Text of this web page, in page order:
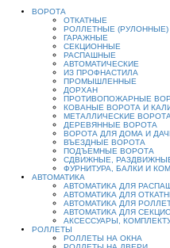
ВОРОТА
ОТКАТНЫЕ
РОЛЛЕТНЫЕ (РУЛОННЫЕ)
ГАРАЖНЫЕ
СЕКЦИОННЫЕ
РАСПАШНЫЕ
АВТОМАТИЧЕСКИЕ
ИЗ ПРОФНАСТИЛА
ПРОМЫШЛЕННЫЕ
ДОРХАН
ПРОТИВОПОЖАРНЫЕ
КОВАНЫЕ ВОРОТА И
МЕТАЛЛИЧЕСКИЕ ВОРОТА
ДЕРЕВЯННЫЕ ВОРОТА
ВОРОТА ДЛЯ ДОМА И
ВЪЕЗДНЫЕ ВОРОТА
ПОДЪЕМНЫЕ ВОРОТА
СДВИЖНЫЕ,
ФУРНИТУРА, БАЛКИ И
АВТОМАТИКА
АВТОМАТИКА ДЛЯ
АВТОМАТИКА ДЛЯ
АВТОМАТИКА ДЛЯ
АВТОМАТИКА ДЛЯ
АКСЕССУАРЫ,
РОЛЛЕТЫ
РОЛЛЕТЫ НА ОКНА